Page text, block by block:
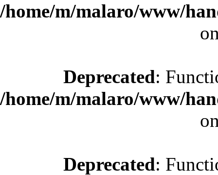
/home/m/malaro/www/
Deprecated:
/home/m/malaro/www/
Deprecated: